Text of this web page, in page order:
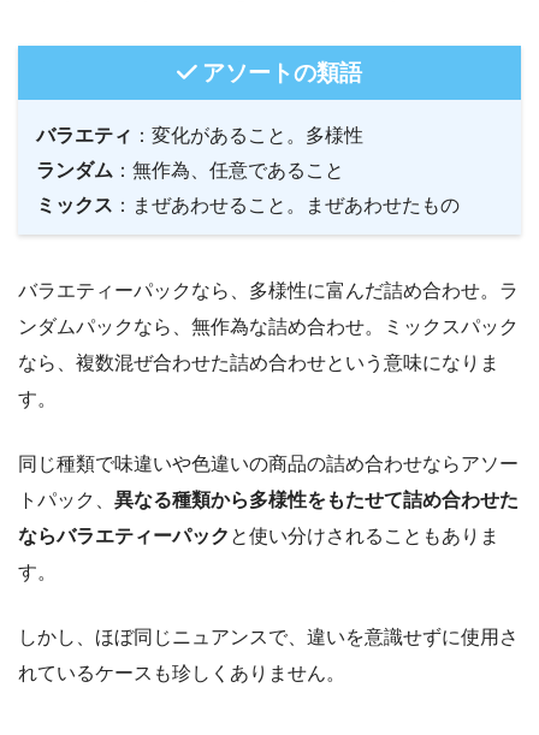
アソートの類語
バラエティ ：変化があること。多様性
ランダム ：無作為、任意であること
ミックス ：まぜあわせること。まぜあわせたもの
バラエティーパックなら、多様性に富んだ詰め合わせ。ラ
ンダムパックなら、無作為な詰め合わせ。ミックスパック
なら、複数混ぜ合わせた詰め合わせという意味になりま
す。
同じ種類で味違いや色違いの商品の詰め合わせならアソー
トパック、 異なる種類から多様性をもたせて詰め合わせた
ならバラエティーパック と使い分けされることもありま
す。
しかし、ほぼ同じニュアンスで、違いを意識せずに使用さ
れているケースも珍しくありません。